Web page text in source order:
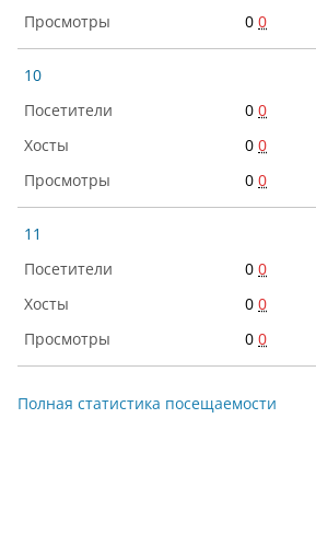
0 0
10
0 0
0 0
0 0
11
0 0
0 0
0 0
Полная статистика посещаемости